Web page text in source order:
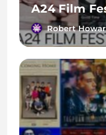
A24 Film
Robert